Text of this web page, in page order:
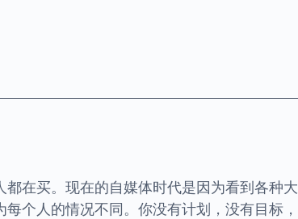
在买。现在的自媒体时代是因为看到各种大
个人的情况不同。你没有计划，没有目标，